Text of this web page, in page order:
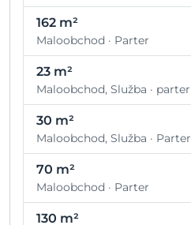
162 m²
Maloobchod · Parter
23 m²
Maloobchod, Služba · parter
30 m²
Maloobchod, Služba · Parter
70 m²
Maloobchod · Parter
130 m²